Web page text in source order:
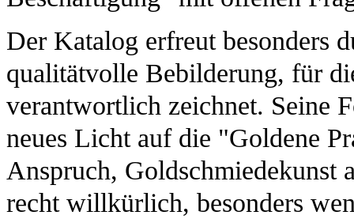
Der Katalog erfreut besonders
qualitätvolle Bebilderung, für
verantwortlich zeichnet. Seine
neues Licht auf die "Goldene
Anspruch, Goldschmiedekunst
recht willkürlich, besonders